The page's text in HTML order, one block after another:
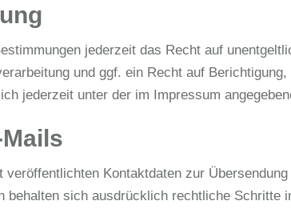
jederzeit das Recht auf
und ggf. ein Recht auf
jederzeit unter der im Impressum
Kontaktdaten zur
sich ausdrücklich rechtliche Schritte